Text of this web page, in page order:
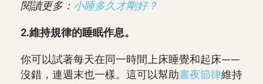
閱讀更多： 小睡多久才剛好？
2.維持規律的睡眠作息。
你可以試著每天在同一時間上床睡覺和起床——
沒錯，連週末也一樣。這可以幫助晝夜節律維持